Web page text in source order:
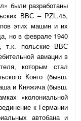
были разработаны
ВВС – PZL.45,
этих машин и их
но в феврале 1940
т.к. польские ВВС
авиации в
которым стал
Конго (бывш.
и Княжича (бывш.
«колониальной
к Германии
автобана и